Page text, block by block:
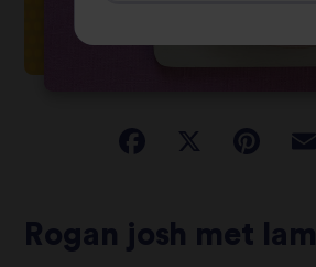
Rogan josh met lam